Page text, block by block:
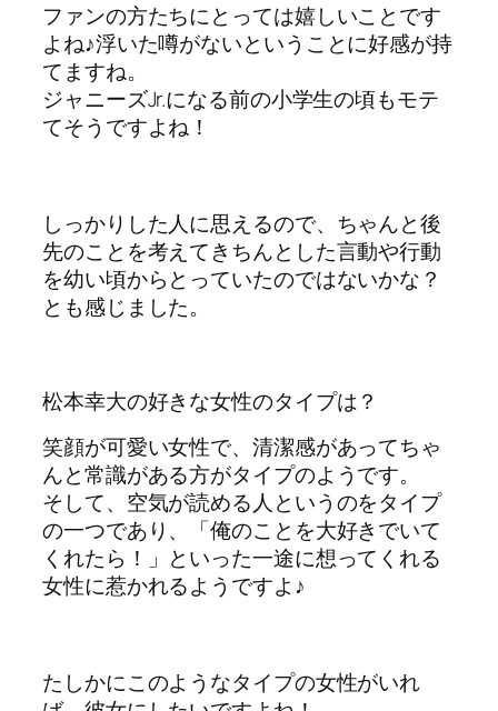
ファンの方たちにとっては嬉しいことです
よね♪浮いた噂がないということに好感が持
てますね。
ジャニーズJr.になる前の小学生の頃もモテ
てそうですよね！
しっかりした人に思えるので、ちゃんと後
先のことを考えてきちんとした言動や行動
を幼い頃からとっていたのではないかな？
とも感じました。
松本幸大の好きな女性のタイプは？
笑顔が可愛い女性で、清潔感があってちゃ
んと常識がある方がタイプのようです。
そして、空気が読める人というのをタイプ
の一つであり、「俺のことを大好きでいて
くれたら！」といった一途に想ってくれる
女性に惹かれるようですよ♪
たしかにこのようなタイプの女性がいれ